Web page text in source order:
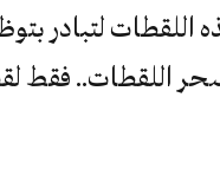
اللقطات لتبادر
اللقطات.. فقط